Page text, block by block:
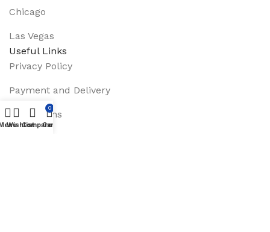
Chicago
Las Vegas
Useful Links
Privacy Policy
Payment and Delivery
Promotions
WishlistCompare
0
Cart